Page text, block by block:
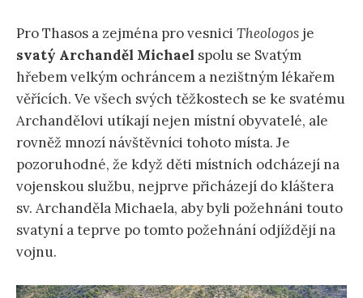
Pro Thasos a zejména pro vesnici Theologos je
svatý Archanděl Michael spolu se Svatým
hřebem velkým ochráncem a nezištným lékařem
věřících. Ve všech svých těžkostech se ke svatému
Archandělovi utíkají nejen místní obyvatelé, ale
rovněž mnozí návštěvníci tohoto místa. Je
pozoruhodné, že když děti místních odcházejí na
vojenskou službu, nejprve přicházejí do kláštera
sv. Archanděla Michaela, aby byli požehnáni touto
svatyní a teprve po tomto požehnání odjíždějí na
vojnu.